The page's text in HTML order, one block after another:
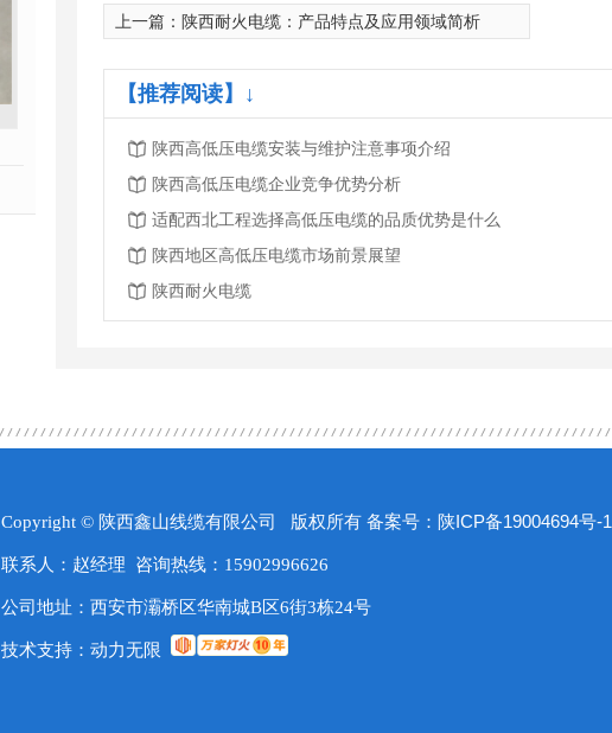
陕西高压8.5/15KV 电力电缆 陕西电线电缆
上一篇： 陕西耐火电缆：产品特点及应用领域简析
【推荐阅读】↓
陕西高低压电缆安装与维护注意事项介绍
陕西高低压电缆企业竞争优势分析
适配西北工程选择高低压电缆的品质优势是什么
陕西地区高低压电缆市场前景展望
陕西耐火电缆
Copyright © 陕西鑫山线缆有限公司 版权所有 备案号： 陕ICP备19004694号-1
联系人：赵经理 咨询热线：15902996626
公司地址：西安市灞桥区华南城B区6街3栋24号
技术支持： 动力无限